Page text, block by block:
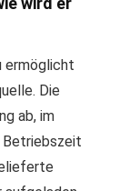
ermöglicht
Die
ab, im
Betriebszeit